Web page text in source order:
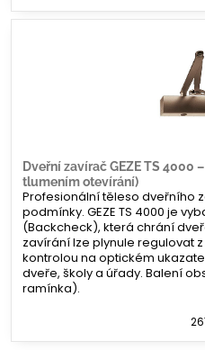
Dveřní zavírač GEZE TS 4000
tlumením otevírání)
Profesionální těleso dveřního
podmínky. GEZE TS 4000 je
(Backcheck), která chrání
zavírání lze plynule regulovat
kontrolou na optickém
dveře, školy a úřady. Balení
ramínka).